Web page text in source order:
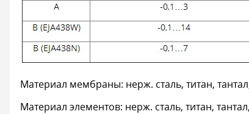
Материал мембраны: нерж. сталь, титан,
Материал элементов: нерж. сталь, титан,